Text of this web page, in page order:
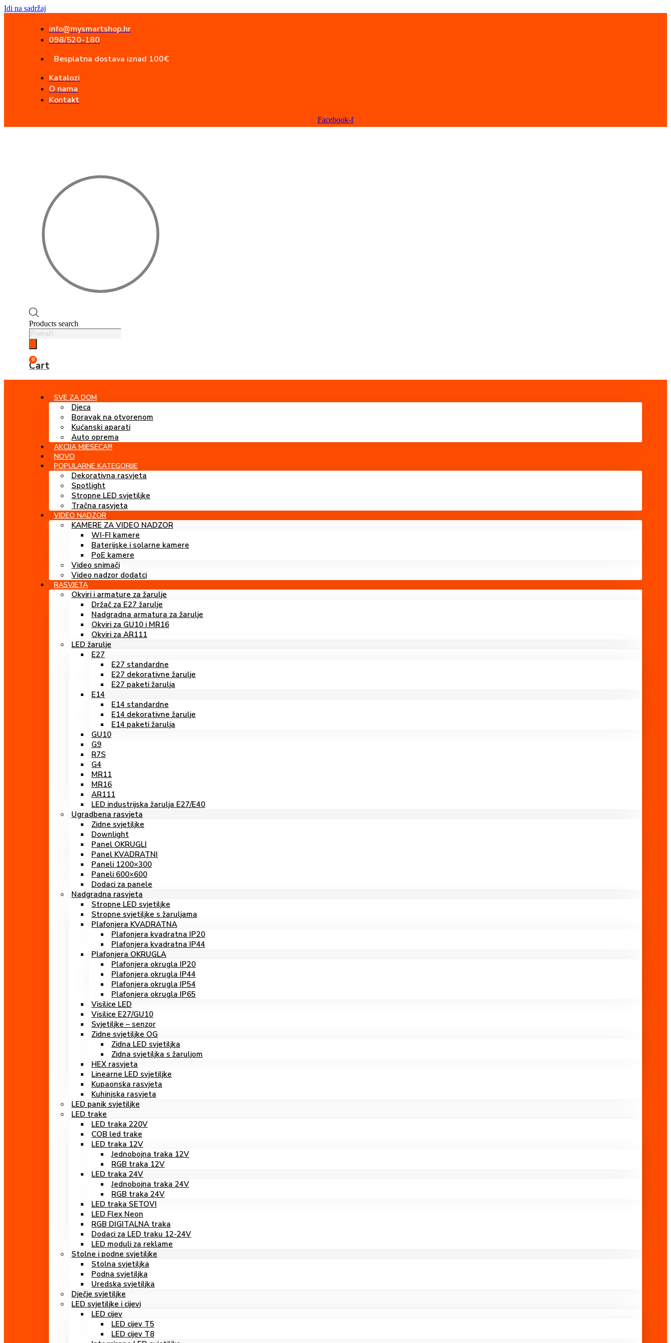
Idi na sadržaj
info@mysmartshop.hr
098/520-180
Besplatna dostava iznad 100€
Katalozi
O nama
Kontakt
Facebook-f
Products search
0
Cart
SVE ZA DOM
Djeca
Boravak na otvorenom
Kućanski aparati
Auto oprema
AKCIJA MJESECA!!!
NOVO
POPULARNE KATEGORIJE
Dekorativna rasvjeta
Spotlight
Stropne LED svjetiljke
Tračna rasvjeta
VIDEO NADZOR
KAMERE ZA VIDEO NADZOR
WI-FI kamere
Baterijske i solarne kamere
PoE kamere
Video snimači
Video nadzor dodatci
RASVJETA
Okviri i armature za žarulje
Držač za E27 žarulje
Nadgradna armatura za žarulje
Okviri za GU10 i MR16
Okviri za AR111
LED žarulje
E27
E27 standardne
E27 dekorativne žarulje
E27 paketi žarulja
E14
E14 standardne
E14 dekorativne žarulje
E14 paketi žarulja
GU10
G9
R7S
G4
MR11
MR16
AR111
LED industrijska žarulja E27/E40
Ugradbena rasvjeta
Zidne svjetiljke
Downlight
Panel OKRUGLI
Panel KVADRATNI
Paneli 1200×300
Paneli 600×600
Dodaci za panele
Nadgradna rasvjeta
Stropne LED svjetiljke
Stropne svjetiljke s žaruljama
Plafonjera KVADRATNA
Plafonjera kvadratna IP20
Plafonjera kvadratna IP44
Plafonjera OKRUGLA
Plafonjera okrugla IP20
Plafonjera okrugla IP44
Plafonjera okrugla IP54
Plafonjera okrugla IP65
Visilice LED
Visilice E27/GU10
Svjetiljke – senzor
Zidne svjetiljke OG
Zidna LED svjetiljka
Zidna svjetiljka s žaruljom
HEX rasvjeta
Linearne LED svjetiljke
Kupaonska rasvjeta
Kuhinjska rasvjeta
LED panik svjetiljke
LED trake
LED traka 220V
COB led trake
LED traka 12V
Jednobojna traka 12V
RGB traka 12V
LED traka 24V
Jednobojna traka 24V
RGB traka 24V
LED traka SETOVI
LED Flex Neon
RGB DIGITALNA traka
Dodaci za LED traku 12-24V
LED moduli za reklame
Stolne i podne svjetiljke
Stolna svjetiljka
Podna svjetiljka
Uredska svjetiljka
Dječje svjetiljke
LED svjetiljke i cijevi
LED cijev
LED cijev T5
LED cijev T8